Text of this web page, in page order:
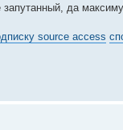
да
source access